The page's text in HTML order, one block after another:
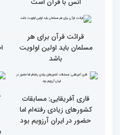
همه باید قرآنی و اهل قرآن
شویم/ ایران بیش از
کشورهای دیگر دغدغه مردم
فلسطین را دارد
کسب موفقیت‌های متعدد
در زندگی یکی از تأثیرات